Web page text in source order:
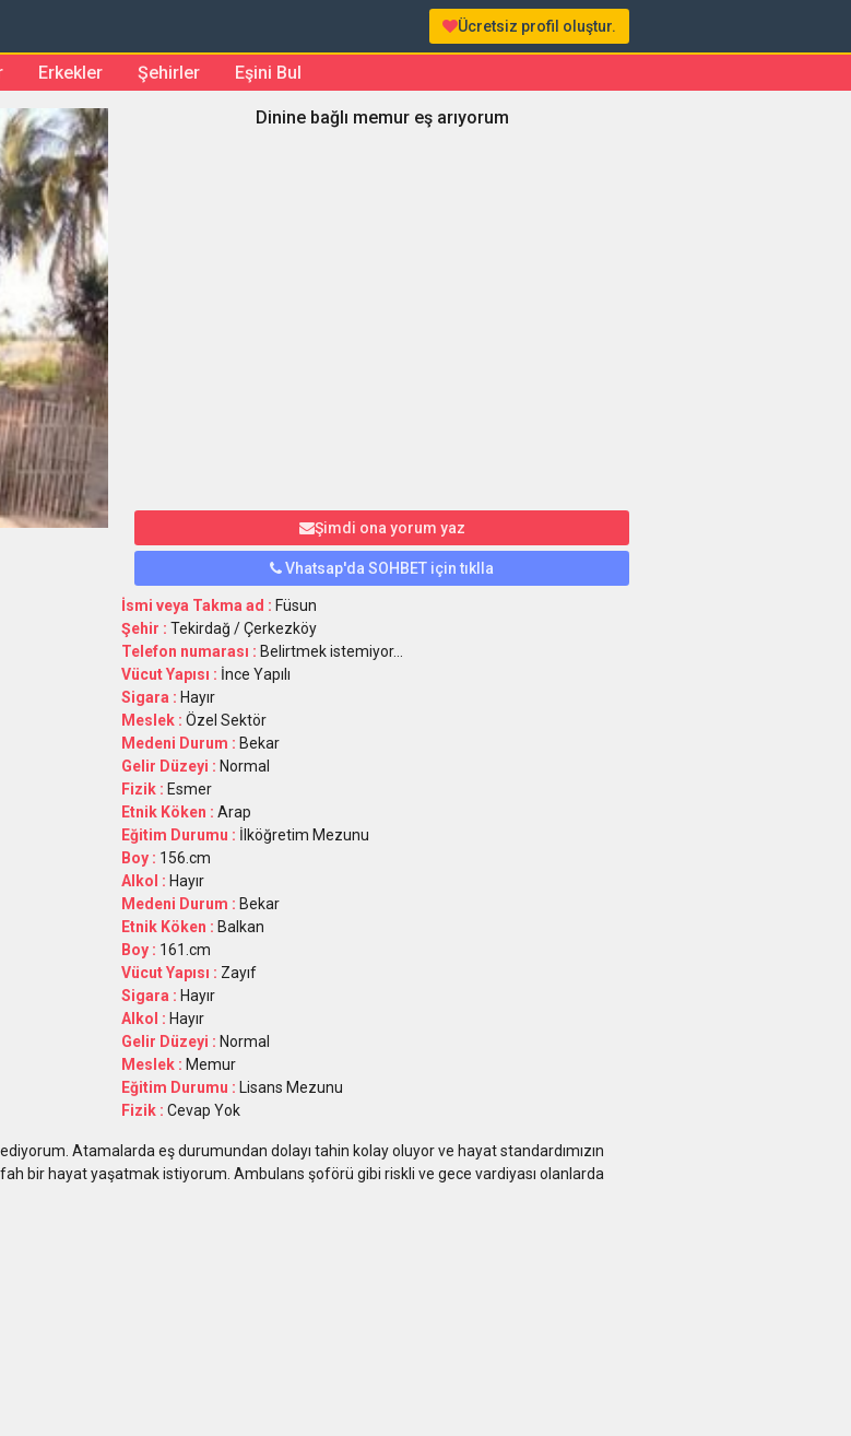
Ücretsiz profil oluştur.
Erkekler Şehirler Eşini Bul
Dinine bağlı memur eş arıyorum
Şimdi ona yorum yaz
Vhatsap'da SOHBET için tıklla
İsmi veya Takma ad : Füsun
Şehir : Tekirdağ / Çerkezköy
Telefon numarası : Belirtmek istemiyor...
Vücut Yapısı : İnce Yapılı
Sigara : Hayır
Meslek : Özel Sektör
Medeni Durum : Bekar
Gelir Düzeyi : Normal
Fizik : Esmer
Etnik Köken : Arap
Eğitim Durumu : İlköğretim Mezunu
Boy : 156.cm
Alkol : Hayır
Medeni Durum : Bekar
Etnik Köken : Balkan
Boy : 161.cm
Vücut Yapısı : Zayıf
Sigara : Hayır
Alkol : Hayır
Gelir Düzeyi : Normal
Meslek : Memur
Eğitim Durumu : Lisans Mezunu
Fizik : Cevap Yok
Atamalarda eş durumundan dolayı tahin kolay oluyor ve hayat standardımızın
bir hayat yaşatmak istiyorum. Ambulans şoförü gibi riskli ve gece vardiyası olanlarda